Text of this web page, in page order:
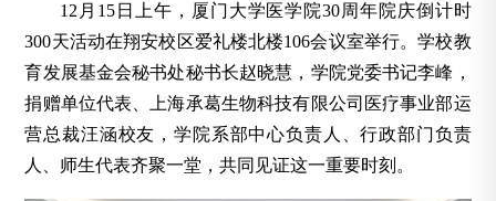
12月15日上午，厦门大学医学院30周年院庆倒计时
300天活动在翔安校区爱礼楼北楼106会议室举行。学校教
育发展基金会秘书处秘书长赵晓慧，学院党委书记李峰，
捐赠单位代表、上海承葛生物科技有限公司医疗事业部运
营总裁汪涵校友，学院系部中心负责人、行政部门负责
人、师生代表齐聚一堂，共同见证这一重要时刻。